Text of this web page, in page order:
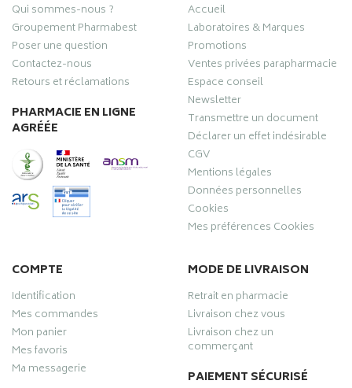
Qui sommes-nous ?
Groupement Pharmabest
Poser une question
Contactez-nous
Retours et réclamations
PHARMACIE EN LIGNE
AGRÉÉE
Accueil
Laboratoires & Marques
Promotions
Ventes privées parapharmacie
Espace conseil
Newsletter
Transmettre un document
Déclarer un effet indésirable
CGV
Mentions légales
Données personnelles
Cookies
Mes préférences Cookies
COMPTE
Identification
Mes commandes
Mon panier
Mes favoris
Ma messagerie
MODE DE LIVRAISON
Retrait en pharmacie
Livraison chez vous
Livraison chez un
commerçant
PAIEMENT SÉCURISÉ